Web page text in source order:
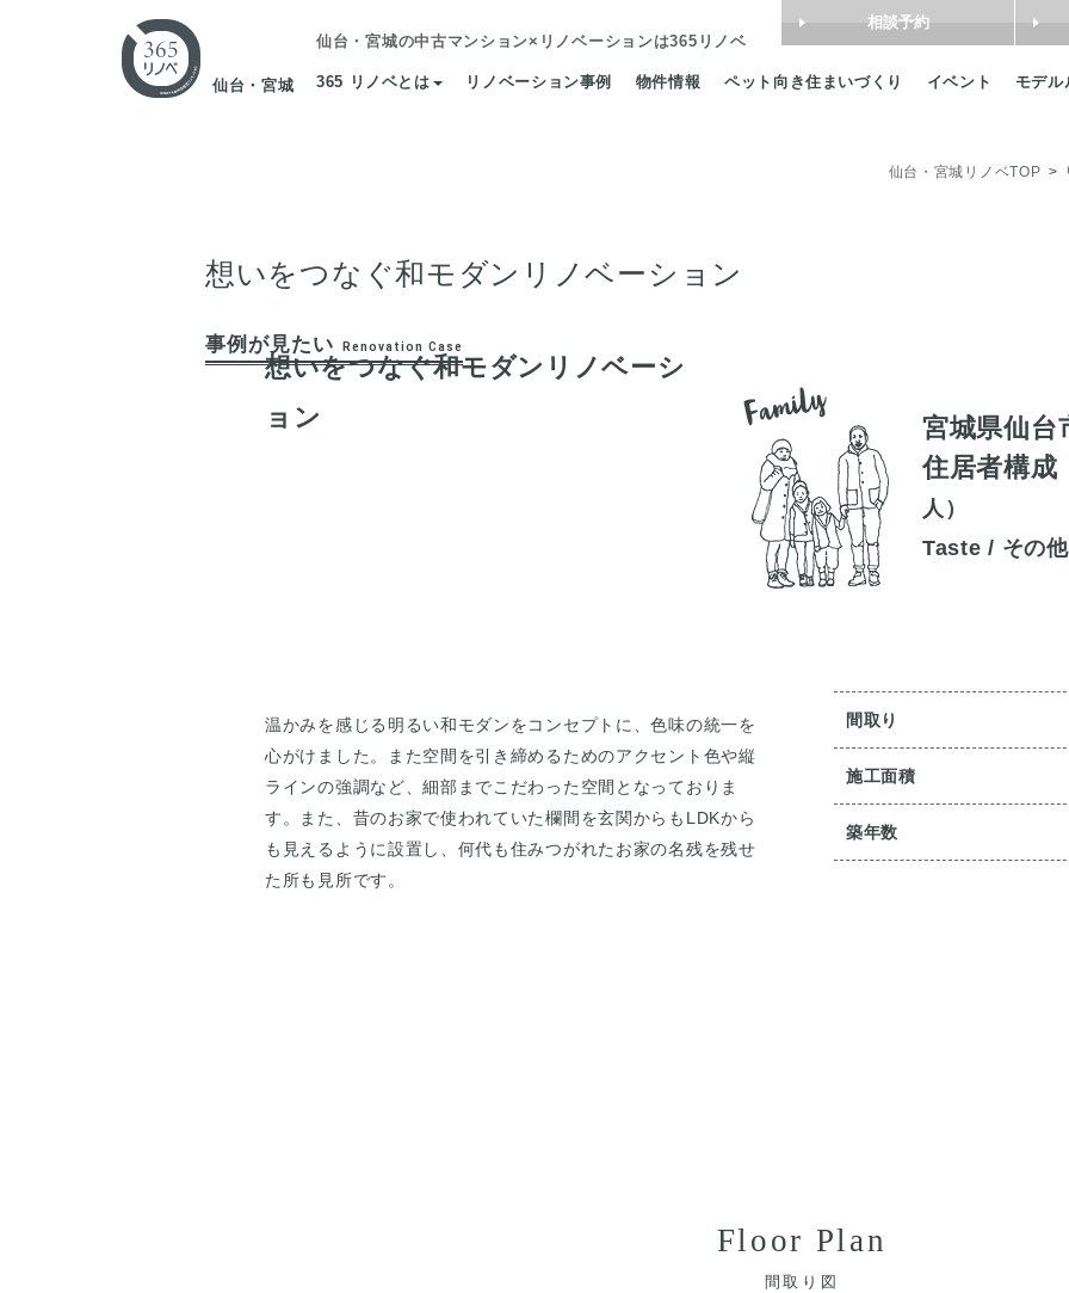
仙台・宮城
仙台・宮城の中古マンション×リノベーションは365リノベ
365 リノベとは リノベーション事例 物件情報 ペット向き住まいづくり イベント モデル
相談予約
仙台・宮城リノベTOP
事例が見たい Renovation Case
想いをつなぐ和モダンリノベーション
想いをつなぐ和モダンリノベーシ
ョン
宮城県仙台
住居者構成
人）
Taste / その他
温かみを感じる明るい和モダンをコンセプトに、色味の統一を
心がけました。また空間を引き締めるためのアクセント色や縦
ラインの強調など、細部までこだわった空間となっておりま
す。また、昔のお家で使われていた欄間を玄関からもLDKから
も見えるように設置し、何代も住みつがれたお家の名残を残せ
た所も見所です。
間取り
施工面積
築年数
Floor Plan
間取り図